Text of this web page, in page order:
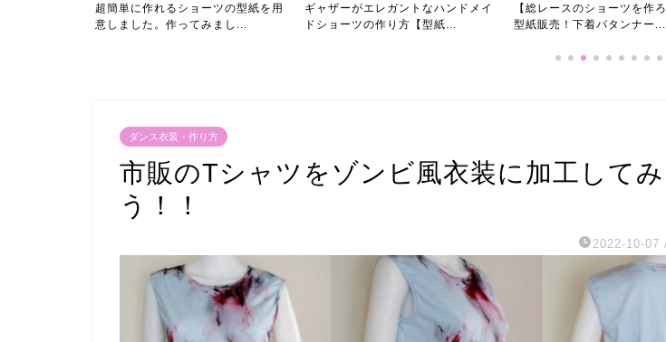
ギャザーがエレガントなハンドメイ
ドショーツの作り方【型紙...
【総レースのショーツを作ろう！】
型紙販売！下着パタンナー...
深履きショーツの製図と縫
単ソーイング
ダンス衣装・作り方
市販のTシャツをゾンビ風衣装に加工してみ
う！！
2022-10-07